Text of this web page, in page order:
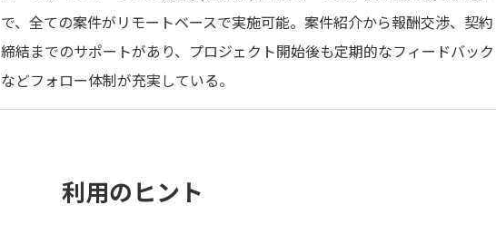
で、全ての案件がリモートベースで実施可能。案件紹介から報酬交渉、契約
締結までのサポートがあり、プロジェクト開始後も定期的なフィードバック
などフォロー体制が充実している。
利用のヒント